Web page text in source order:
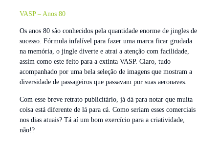
VASP – Anos 80
Os anos 80 são conhecidos pela quantidade enorme de jingles de
sucesso. Fórmula infalível para fazer uma marca ficar grudada
na memória, o jingle diverte e atrai a atenção com facilidade,
assim como este feito para a extinta VASP. Claro, tudo
acompanhado por uma bela seleção de imagens que mostram a
diversidade de passageiros que passavam por suas aeronaves.
Com esse breve retrato publicitário, já dá para notar que muita
coisa está diferente de lá para cá. Como seriam esses comerciais
nos dias atuais? Tá aí um bom exercício para a criatividade,
não!?